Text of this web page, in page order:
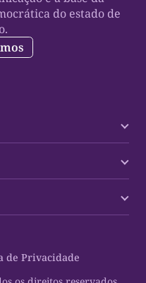
do estado de
de Privacidade